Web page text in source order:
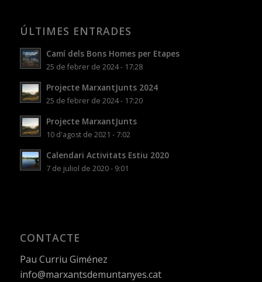
ÚLTIMES ENTRADES
Camí dels Bons Homes per Etapes
25 de febrer de 2024 - 17:28
Projecte MarxantJunts 2024
25 de febrer de 2024 - 17:20
Projecte MarxantJunts
10 d'agost de 2021 - 7:02
Calendari Activitats Estiu 2020
7 de juliol de 2020 - 9:01
CONTACTE
Pau Curriu Giménez
info@marxantsdemuntanyes.cat